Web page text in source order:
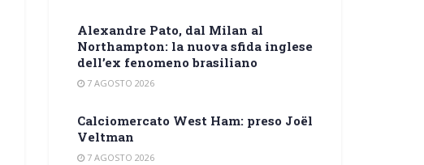
Alexandre Pato, dal Milan al
Northampton: la nuova sfida inglese
dell’ex fenomeno brasiliano
7 AGOSTO 2026
Calciomercato West Ham: preso Joël
Veltman
7 AGOSTO 2026